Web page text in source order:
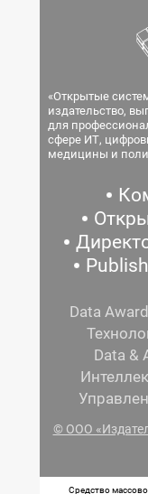
«Открытые
издательство,
для
сфере ИТ,
медицины и
Publish
Data Award
Data &
© ООО
Средство